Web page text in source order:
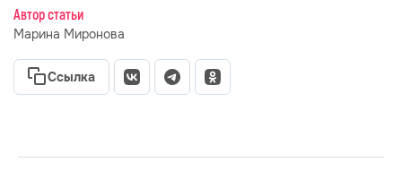
Автор статьи
Марина Миронова
Ссылка